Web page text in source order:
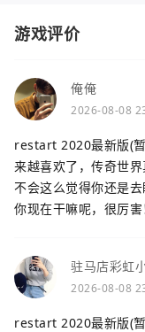
游戏评价
俺俺
2026-08-08
restart 2020最新版(
来越喜欢了，传奇世
不会这么觉得你还是
你现在干嘛呢，很厉害
驻马店彩虹
2026-08-08
restart 2020最新版(